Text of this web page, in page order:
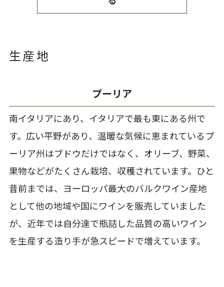
生産地
プーリア
南イタリアにあり、イタリアで最も東にある州で
す。広い平野があり、温暖な気候に恵まれているプ
ーリア州はブドウだけではなく、オリーブ、野菜、
果物などがたくさん栽培、収穫されています。ひと
昔前までは、ヨーロッパ最大のバルクワイン産地
として他の地域や国にワインを販売していました
が、近年では自分達で瓶詰した品質の高いワイン
を生産する造り手が急スピードで増えています。